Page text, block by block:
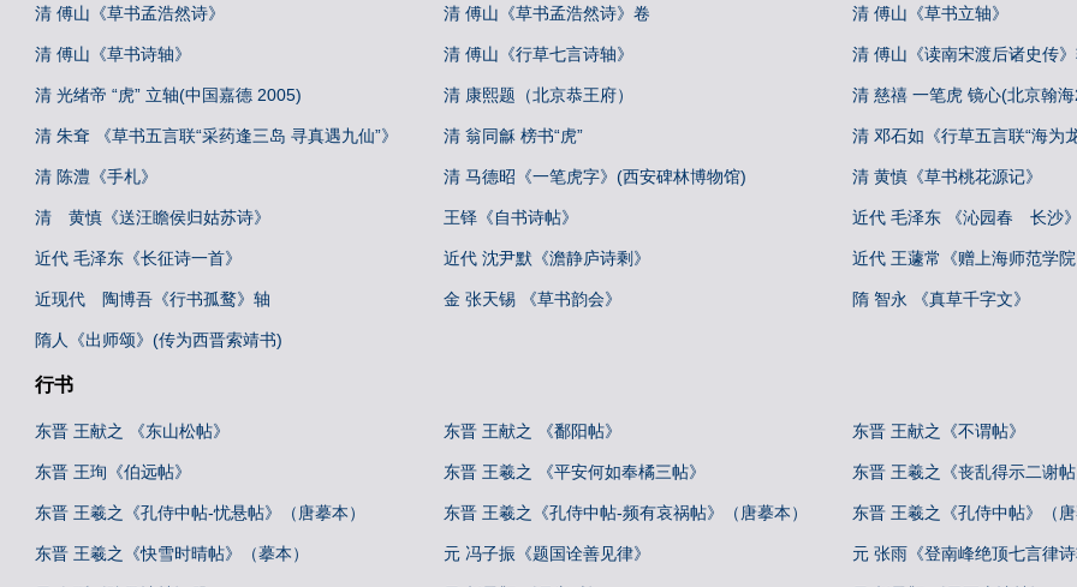
清 傅山《草书孟浩然诗》 清 傅山《草书孟浩然诗》卷 清 傅山《草书立轴》
清 傅山《草书诗轴》 清 傅山《行草七言诗轴》 清 傅山《读南宋渡后诸史传
清 光绪帝 “虎” 立轴(中国嘉德 2005) 清 康熙题（北京恭王府） 清 慈禧 一笔虎 镜心(北京翰
清 朱耷 《草书五言联“采药逢三岛 寻真遇九仙”》 清 翁同龢 榜书“虎” 清 邓石如《行草五言联“海为
清 陈澧《手札》 清 马德昭《一笔虎字》(西安碑林博物馆) 清 黄慎《草书桃花源记》
清 黄慎《送汪瞻侯归姑苏诗》 王铎《自书诗帖》 近代 毛泽东 《沁园春 长沙
近代 毛泽东《长征诗一首》 近代 沈尹默《澹静庐诗剩》 近代 王蘧常《赠上海师范学
近现代 陶博吾《行书孤鹜》轴 金 张天锡 《草书韵会》 隋 智永 《真草千字文》
隋人《出师颂》(传为西晋索靖书)
行书
东晋 王献之 《东山松帖》 东晋 王献之 《鄱阳帖》 东晋 王献之《不谓帖》
东晋 王珣《伯远帖》 东晋 王羲之 《平安何如奉橘三帖》 东晋 王羲之《丧乱得示二谢
东晋 王羲之《孔侍中帖-忧悬帖》（唐摹本） 东晋 王羲之《孔侍中帖-频有哀祸帖》（唐摹本） 东晋 王羲之《孔侍中帖》（
东晋 王羲之《快雪时晴帖》（摹本） 元 冯子振《题国诠善见律》 元 张雨《登南峰绝顶七言律